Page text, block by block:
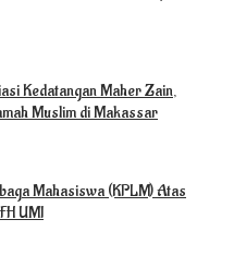
Kedatangan Maher Zain,
Muslim di Makassar
Mahasiswa (KPLM) Atas
UMI